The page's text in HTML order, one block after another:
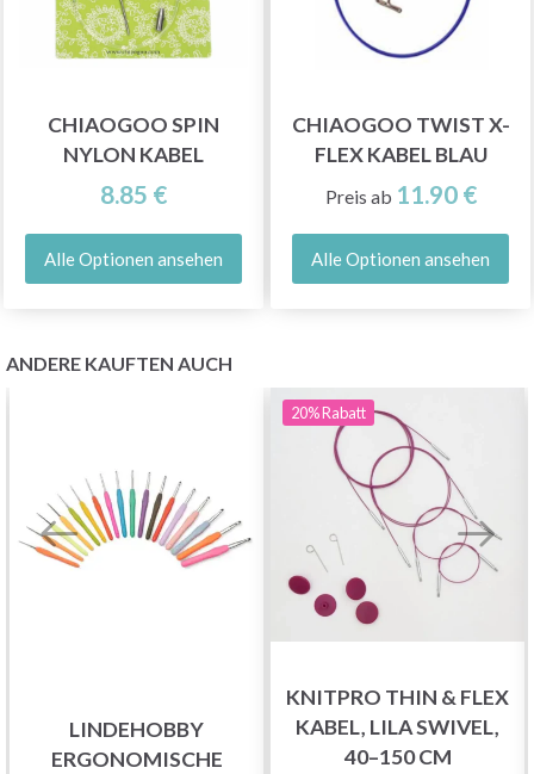
CHIAOGOO SPIN
NYLON KABEL
8.85 €
Alle Optionen ansehen
CHIAOGOO TWIST X-
FLEX KABEL BLAU
Preis ab 11.90 €
Alle Optionen ansehen
ANDERE KAUFTEN AUCH
LINDEHOBBY
ERGONOMISCHE
20%Rabatt
KNITPRO THIN & FLEX
KABEL, LILA SWIVEL,
40–150 CM